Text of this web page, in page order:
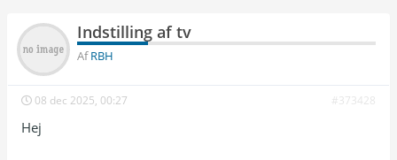
Indstilling af tv
AfRBH
08 dec 2025, 00:27 #373428
Hej